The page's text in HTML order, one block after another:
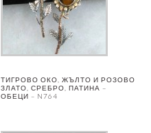
ТИГРОВО ОКО, ЖЪЛТО И РОЗОВО
ЗЛАТО, СРЕБРО, ПАТИНА –
ОБЕЦИ – N764